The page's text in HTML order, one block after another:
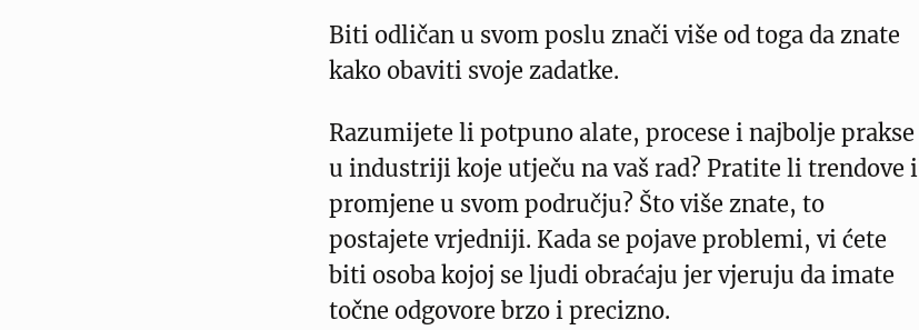
Biti odličan u svom poslu znači više od toga da znate
kako obaviti svoje zadatke.
Razumijete li potpuno alate, procese i najbolje prakse
u industriji koje utječu na vaš rad? Pratite li trendove i
promjene u svom području? Što više znate, to
postajete vrjedniji. Kada se pojave problemi, vi ćete
biti osoba kojoj se ljudi obraćaju jer vjeruju da imate
točne odgovore brzo i precizno.